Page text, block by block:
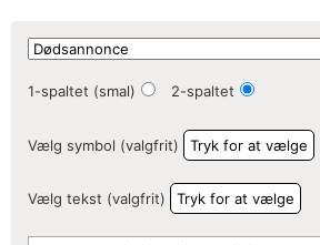
1-spaltet (smal) 2-spaltet
Vælg symbol (valgfrit) Tryk for at vælge
Vælg tekst (valgfrit) Tryk for at vælge